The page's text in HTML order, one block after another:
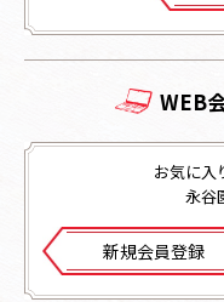
WEB
お気に入
永谷
新規会員登録